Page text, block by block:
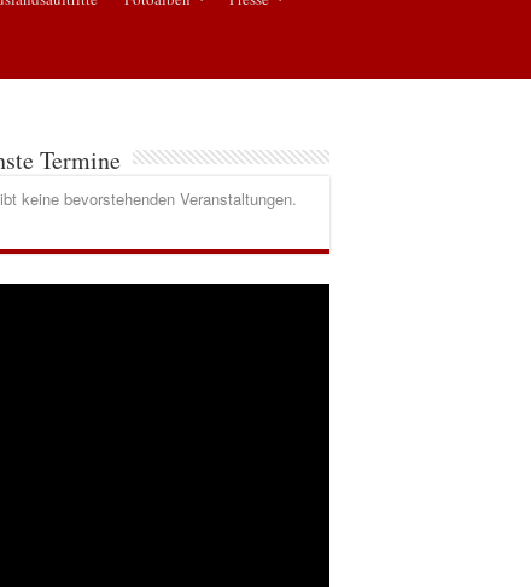
Termine
keine bevorstehenden Veranstaltungen.